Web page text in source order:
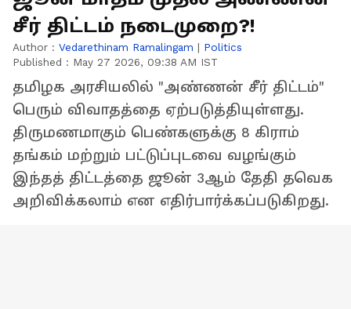
சீர் திட்டம் நடைமுறை?!
Author : Vedarethinam Ramalingam | Politics
Published : May 27 2026, 09:38 AM IST
தமிழக அரசியலில் "அண்ணன் சீர் திட்டம்"
பெரும் விவாதத்தை ஏற்படுத்தியுள்ளது.
திருமணமாகும் பெண்களுக்கு 8 கிராம்
தங்கம் மற்றும் பட்டுப்புடவை வழங்கும்
இந்தத் திட்டத்தை ஜூன் 3ஆம் தேதி தவெக
அறிவிக்கலாம் என எதிர்பார்க்கப்படுகிறது.